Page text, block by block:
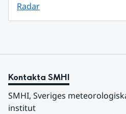
Radar
Kontakta SMHI
SMHI, Sveriges
institut